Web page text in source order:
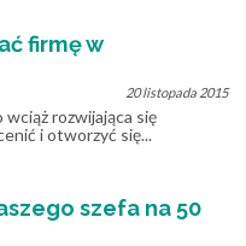
firmę w
20 listopada 2015
rozwijająca się
i otworzyć się...
szefa na 50